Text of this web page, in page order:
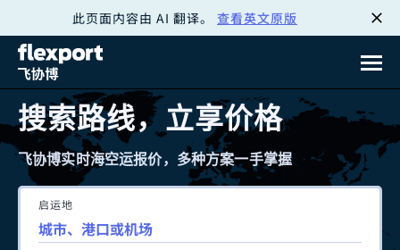
此页面内容由 AI 翻译。 查看英文原版
搜索路线，立享价格
飞协博实时海空运报价，多种方案一手掌握
启运地